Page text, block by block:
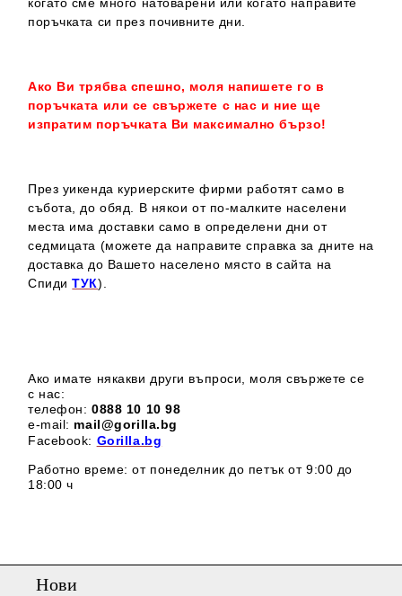
поръчката си през почивните дни.
Ако Ви трябва спешно, моля напишете го в
поръчката или се свържете с нас и ние ще
изпратим поръчката Ви максимално бързо!
През уикенда куриерските фирми работят само в
събота, до обяд. В някои от по-малките населени
места има доставки само в определени дни от
седмицата (можете да направите справка за дните на
доставка до Вашето населено място в сайта на
СпидиТУК).
Ако имате някакви други въпроси, моля свържете се
с нас:
телефон:0888 10 10 98
e-mail: mail@gorilla.bg
Facebook: Gorilla.bg
Работно време: от понеделник до петък от 9:00 до
18:00 ч
Нови